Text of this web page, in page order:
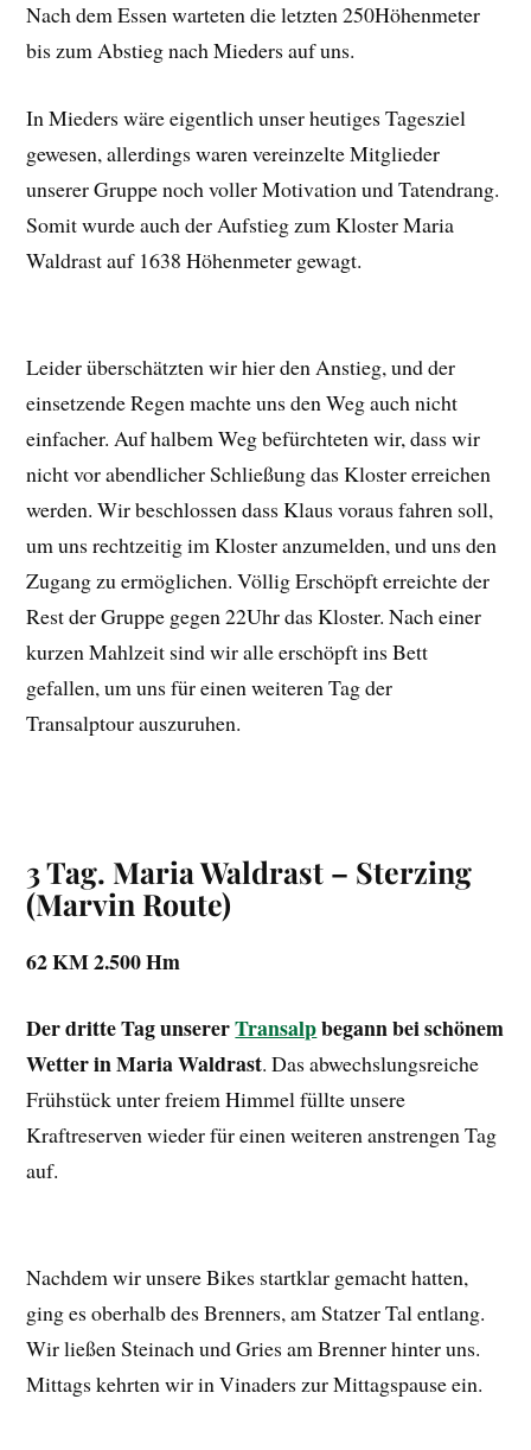
Nach dem Essen warteten die letzten 250Höhenmeter
bis zum Abstieg nach Mieders auf uns.
In Mieders wäre eigentlich unser heutiges Tagesziel
gewesen, allerdings waren vereinzelte Mitglieder
unserer Gruppe noch voller Motivation und Tatendrang.
Somit wurde auch der Aufstieg zum Kloster Maria
Waldrast auf 1638 Höhenmeter gewagt.
Leider überschätzten wir hier den Anstieg, und der
einsetzende Regen machte uns den Weg auch nicht
einfacher. Auf halbem Weg befürchteten wir, dass wir
nicht vor abendlicher Schließung das Kloster erreichen
werden. Wir beschlossen dass Klaus voraus fahren soll,
um uns rechtzeitig im Kloster anzumelden, und uns den
Zugang zu ermöglichen. Völlig Erschöpft erreichte der
Rest der Gruppe gegen 22Uhr das Kloster. Nach einer
kurzen Mahlzeit sind wir alle erschöpft ins Bett
gefallen, um uns für einen weiteren Tag der
Transalptour auszuruhen.
3 Tag. Maria Waldrast – Sterzing
(Marvin Route)
62 KM 2.500 Hm
Der dritte Tag unsererTransalpbegann bei schönem
Wetter in Maria Waldrast. Das abwechslungsreiche
Frühstück unter freiem Himmel füllte unsere
Kraftreserven wieder für einen weiteren anstrengen Tag
auf.
Nachdem wir unsere Bikes startklar gemacht hatten,
ging es oberhalb des Brenners, am Statzer Tal entlang.
Wir ließen Steinach und Gries am Brenner hinter uns.
Mittags kehrten wir in Vinaders zur Mittagspause ein.